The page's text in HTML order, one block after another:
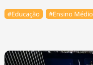
#Educação #Ensino Médio